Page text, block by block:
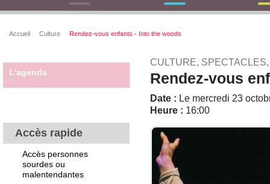
Accueil Culture Rendez-vous enfants - Into the woods
L'agenda
Accès rapide
Accès personnes
sourdes ou
malentendantes
CULTURE,
Rendez-vous
Date : Le mercredi 23
Heure : 16:00